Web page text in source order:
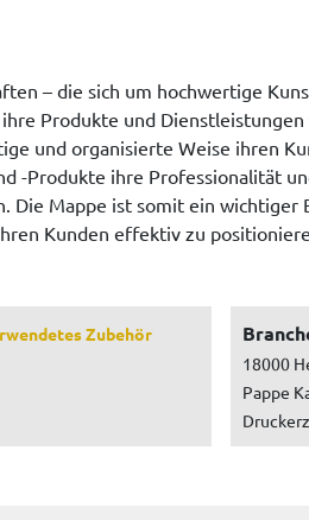
– die sich um hochwertige
Produkte und Dienstleistungen
und organisierte Weise ihren
-Produkte ihre Professionalität
Die Mappe ist somit ein wichtiger
Kunden effektiv zu
Zubehör
18000
Pappe